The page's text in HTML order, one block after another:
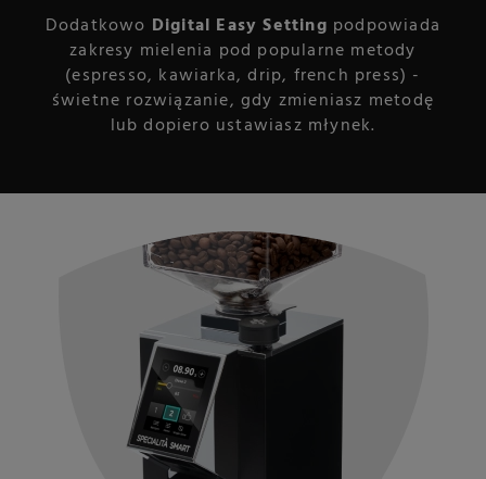
Dodatkowo Digital Easy Setting podpowiada
zakresy mielenia pod popularne metody
(espresso, kawiarka, drip, french press) -
świetne rozwiązanie, gdy zmieniasz metodę
lub dopiero ustawiasz młynek.